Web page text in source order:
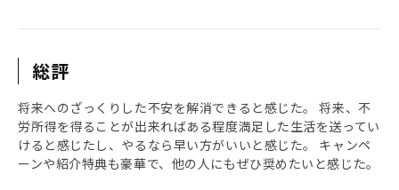
総評
将来へのざっくりした不安を解消できると感じた。 将来、不
労所得を得ることが出来ればある程度満足した生活を送ってい
けると感じたし、やるなら早い方がいいと感じた。 キャンペ
ーンや紹介特典も豪華で、他の人にもぜひ奨めたいと感じた。